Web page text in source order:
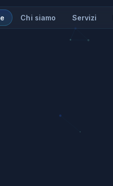
Chi siamo Servizi